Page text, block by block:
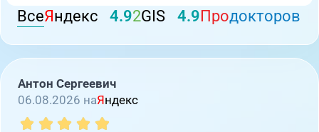
ВсеЯ ндекс 4.92GIS 4.9 Продокторов
Антон Сергеевич
06.08.2026 наЯндекс